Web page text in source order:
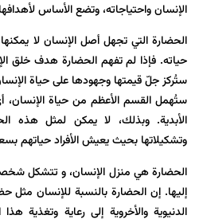
الإنسان واحتياجاته، وتضع الأساس لأهدافها
الحضارة التي تجهل أصل الإنسان لا
حياته. فإذا لم تفهم الحضارة هدف خلق
ستُركز جلّ قيمتها وجهودها على حياة
ستُهمل القسم الأعظم من حياة الإنسان،
الأبدية. وبذلك، لا يمكن لمثل هذه
وتشكيلاتها بحيث يعيش الأفراد حياتهم
الحضارة هي منزل الإنسان، و تتشكل
إليها. إن الحضارة بالنسبة للإنسان
الدنيوية والأخروية إلى رعاية وتغذية